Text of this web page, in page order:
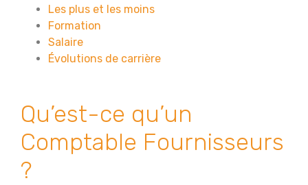
Les plus et les moins
Formation
Salaire
Évolutions de carrière
Qu’est-ce qu’un
Comptable Fournisseurs
?